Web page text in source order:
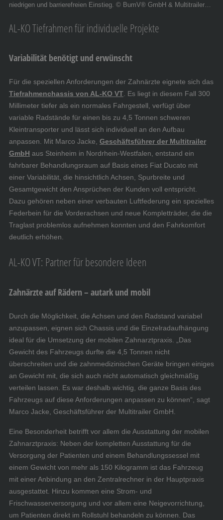
niedrigen und barrierefreien Einstieg. © BumV® GmbH & Multitrailer
AL-KO Tiefrahmen für individuelle Projekte
Variabilität benötigt und erwünscht
Für die speziellen Anforderungen der Zahnärzte eignete sich das
Tiefrahmenchassis von AL-KO VT . Es liegt in diesem Fall 300
Millimeter tiefer als ein normales Fahrgestell, verfügt über
variable Radstände für einen bis zu 4,5 Tonnen schweren
Kleintransporter und lässt sich individuell an den Aufbau
anpassen. Mit Marco Jacke, Geschäftsführer der Multitrailer
GmbH aus Steinheim in Nordrhein-Westfalen, entstand ein
fahrbarer Behandlungsraum auf Basis eines Fiat Ducato mit
einer Variabilität, die hinsichtlich Achsen, Spurbreite und
Gesamtgewicht den Ansprüchen der Kunden voll entspricht.
Dazu gehören neben einer verbauten Luftfederung ein spezielles
Federbein für die Vorderachsen und neue Kompletträder, die die
Traglast problemlos aufnehmen konnten und den Fahrkomfort
deutlich erhöhen.
AL-KO VT: Partner für besondere Ideen
Zahnärzte auf Rädern – autark und mobil
Durch die Möglichkeit, die Achsen und den Radstand variabel
anzupassen, eignen sich Chassis und die Einzelradaufhängung
ideal für die Umsetzung der mobilen Zahnarztpraxis. „Das
Gewicht des Fahrzeugs durfte die 4,5 Tonnen nicht
überschreiten und die zahnmedizinischen Geräte bringen einiges
an Gewicht mit, die sich auch nicht automatisch gleichmäßig
verteilen lassen. Es war deshalb wichtig, die ganze Basis des
Fahrzeugs auf diese Anforderungen anpassen zu können“, sagt
Marco Jacke, Geschäftsführer der Multitrailer GmbH.
Eine Besonderheit betrifft vor allem die Ausstattung der mobilen
Zahnarztpraxis: Neben der kompletten Ausstattung für die
Versorgung der Patienten und einem Behandlungssessel mit
einem Gewicht von mehr als 150 Kilogramm ist das Fahrzeug
mit einer Anbindung an den Zentralrechner in der Hauptpraxis
ausgestattet. Hinzu kommen eine Strom- und
Frischwasserversorgung und vor allem eine Neigevorrichtung,
um Patienten direkt im Rollstuhl behandeln zu können. Das